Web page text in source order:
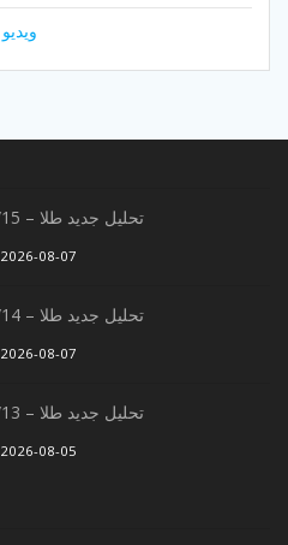
ویدیو
تحلیل جدید طلا – 1405/05/15
2026-08-07
تحلیل جدید طلا – 1405/05/14
2026-08-07
تحلیل جدید طلا – 1405/05/13
2026-08-05